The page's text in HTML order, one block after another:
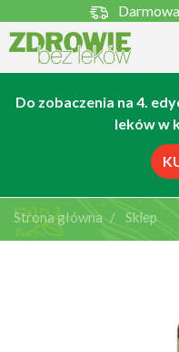
Do zobaczenia na 4.
leków w
Strona główna Sklep